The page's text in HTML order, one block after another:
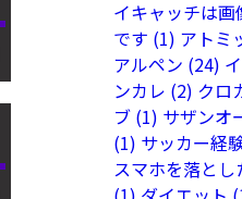
イキャッチは
です (1) アトミ
アルペン (24)
ンカレ (2) クロ
ブ(1) サザンオ
(1) サッカー経
スマホを落と